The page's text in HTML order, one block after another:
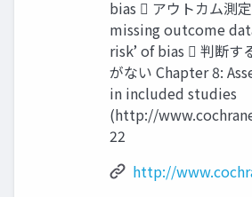
bias  アウトカム測
missing outcome
risk’ of bias  判断す
がない Chapter 8:
in included studies
(http://
22
http://